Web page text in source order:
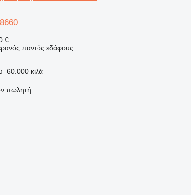
€
παντός εδάφους
60.000 κιλά
πωλητή